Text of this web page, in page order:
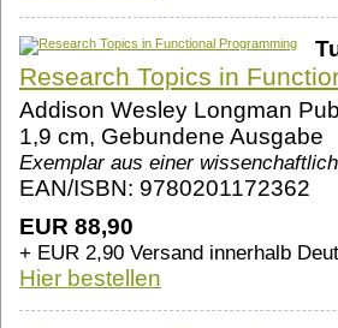
Research Topics in
Addison Wesley Longman
1,9 cm, Gebundene Ausgabe
Exemplar aus einer
EAN/ISBN: 9780201172362
EUR 88,90
+ EUR 2,90 Versand innerhalb
Hier bestellen